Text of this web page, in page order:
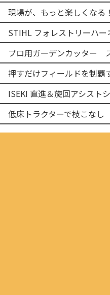
プロ用ガーデンカッター